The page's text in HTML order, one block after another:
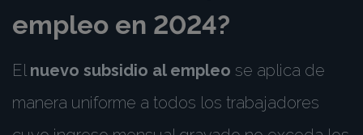
empleo en 2024?
El nuevo subsidio al empleo se aplica de
manera uniforme a todos los trabajadores